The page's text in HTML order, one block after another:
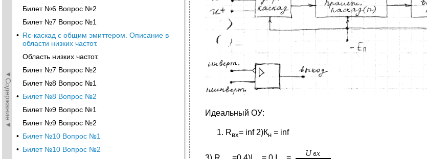
◄Содержание◄
Билет №6 Вопрос №2
Билет №7 Вопрос №1
• Rc-каскад с общим эмиттером. Описание в
области низких частот.
Область низких частот.
Билет №7 Вопрос №2
Билет №8 Вопрос №1
• Билет №8 Вопрос №2
Билет №9 Вопрос №1
Билет №9 Вопрос №2
• Билет №10 Вопрос №1
• Билет №10 Вопрос №2
Идеальный ОУ:
Rвх= inf 2)Кн = inf